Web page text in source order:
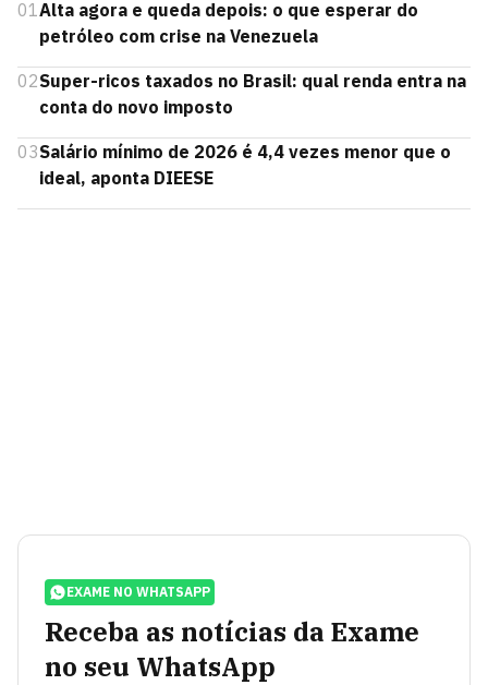
01Alta agora e queda depois: o que esperar do
petróleo com crise na Venezuela
02Super-ricos taxados no Brasil: qual renda entra na
conta do novo imposto
03Salário mínimo de 2026 é 4,4 vezes menor que o
ideal, aponta DIEESE
EXAME NO WHATSAPP
Receba as notícias da Exame
no seu WhatsApp